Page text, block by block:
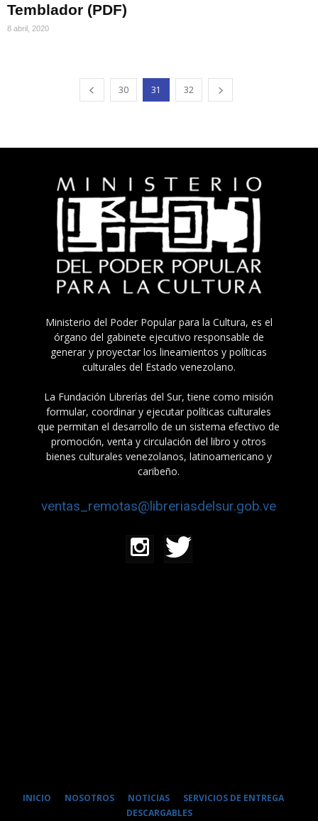
Temblador (PDF)
8 abril, 2020
30 31 32
Ministerio del Poder Popular para la Cultura, es el
órgano del gabinete ejecutivo responsable de
generar y proyectar los lineamientos y políticas
culturales del Estado venezolano.
La Fundación Librerías del Sur, tiene como misión
formular, coordinar y ejecutar políticas culturales
que permitan el desarrollo de un sistema efectivo de
promoción, venta y circulación del libro y otros
bienes culturales venezolanos, latinoamericano y
caribeño.
ventas_remotas@libreriasdelsur.gob.ve
INICIO NOSOTROS NOTICIAS
SERVICIOS DE ENTREGA
DESCARGABLES